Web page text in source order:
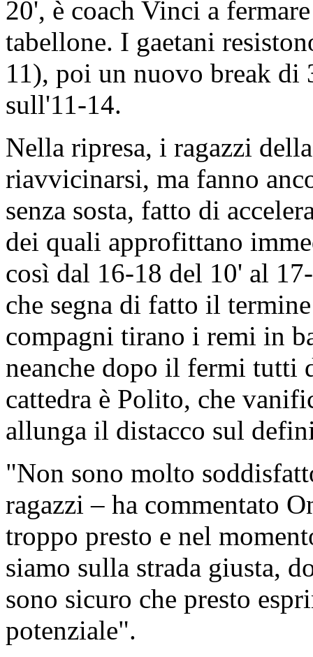
20', è coach Vinci a
tabellone. I gaetani
11), poi un nuovo break
sull'11-14.
Nella ripresa, i ragazzi
riavvicinarsi, ma fanno
senza sosta, fatto di
dei quali approfittano
così dal 16-18 del 10' al
che segna di fatto il
compagni tirano i remi in
neanche dopo il fermi tutti
cattedra è Polito, che
allunga il distacco sul
"Non sono molto
ragazzi – ha commentato
troppo presto e nel
siamo sulla strada giusta,
sono sicuro che presto
potenziale".